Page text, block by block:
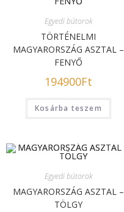
Egyedi bútorok
TÖRTÉNELMI
MAGYARORSZÁG ASZTAL –
FENYŐ
194900Ft
Kosárba teszem
Egyedi bútorok
MAGYARORSZÁG ASZTAL –
TÖLGY